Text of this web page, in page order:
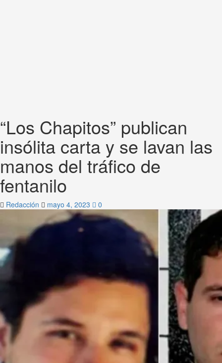
“Los Chapitos” publican
insólita carta y se lavan las
manos del tráfico de
fentanilo
Redacción mayo 4, 2023 0